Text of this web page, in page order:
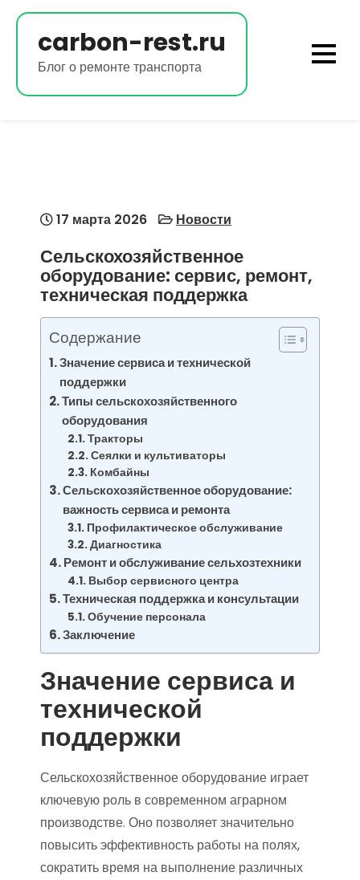
Перейти
содержимому
carbon-rest.ru
Блог о ремонте транспорта
17 марта 2026 Новости
Сельскохозяйственное
оборудование: сервис, ремонт,
техническая поддержка
Содержание
Значение сервиса и технической
поддержки
Типы сельскохозяйственного
оборудования
Тракторы
Сеялки и культиваторы
Комбайны
Сельскохозяйственное оборудование:
важность сервиса и ремонта
Профилактическое обслуживание
Диагностика
Ремонт и обслуживание сельхозтехники
Выбор сервисного центра
Техническая поддержка и консультации
Обучение персонала
Заключение
Значение сервиса и
технической
поддержки
Сельскохозяйственное оборудование играет
ключевую роль в современном аграрном
производстве. Оно позволяет значительно
повысить эффективность работы на полях,
сократить время на выполнение различных